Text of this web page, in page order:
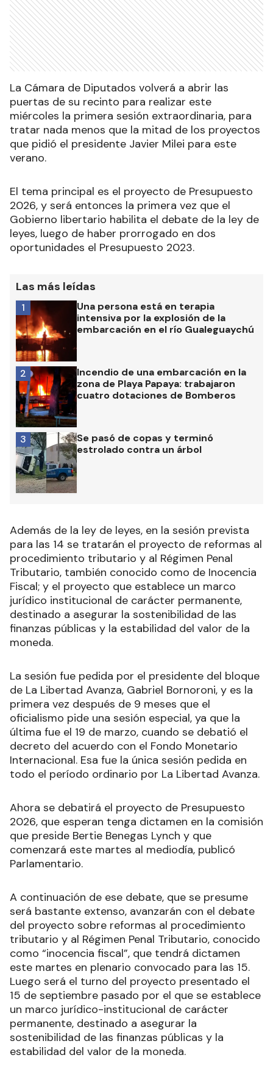
La Cámara de Diputados volverá a abrir las
puertas de su recinto para realizar este
miércoles la primera sesión extraordinaria, para
tratar nada menos que la mitad de los proyectos
que pidió el presidente Javier Milei para este
verano.
El tema principal es el proyecto de Presupuesto
2026, y será entonces la primera vez que el
Gobierno libertario habilita el debate de la ley de
leyes, luego de haber prorrogado en dos
oportunidades el Presupuesto 2023.
Las más leídas
Una persona está en terapia
intensiva por la explosión de la
embarcación en el río Gualeguaychú
1
Incendio de una embarcación en la
zona de Playa Papaya: trabajaron
cuatro dotaciones de Bomberos
2
Se pasó de copas y terminó
estrolado contra un árbol
3
Además de la ley de leyes, en la sesión prevista
para las 14 se tratarán el proyecto de reformas al
procedimiento tributario y al Régimen Penal
Tributario, también conocido como de Inocencia
Fiscal; y el proyecto que establece un marco
jurídico institucional de carácter permanente,
destinado a asegurar la sostenibilidad de las
finanzas públicas y la estabilidad del valor de la
moneda.
La sesión fue pedida por el presidente del bloque
de La Libertad Avanza, Gabriel Bornoroni, y es la
primera vez después de 9 meses que el
oficialismo pide una sesión especial, ya que la
última fue el 19 de marzo, cuando se debatió el
decreto del acuerdo con el Fondo Monetario
Internacional. Esa fue la única sesión pedida en
todo el período ordinario por La Libertad Avanza.
Ahora se debatirá el proyecto de Presupuesto
2026, que esperan tenga dictamen en la comisión
que preside Bertie Benegas Lynch y que
comenzará este martes al mediodía, publicó
Parlamentario.
A continuación de ese debate, que se presume
será bastante extenso, avanzarán con el debate
del proyecto sobre reformas al procedimiento
tributario y al Régimen Penal Tributario, conocido
como “inocencia fiscal”, que tendrá dictamen
este martes en plenario convocado para las 15.
Luego será el turno del proyecto presentado el
15 de septiembre pasado por el que se establece
un marco jurídico-institucional de carácter
permanente, destinado a asegurar la
sostenibilidad de las finanzas públicas y la
estabilidad del valor de la moneda.